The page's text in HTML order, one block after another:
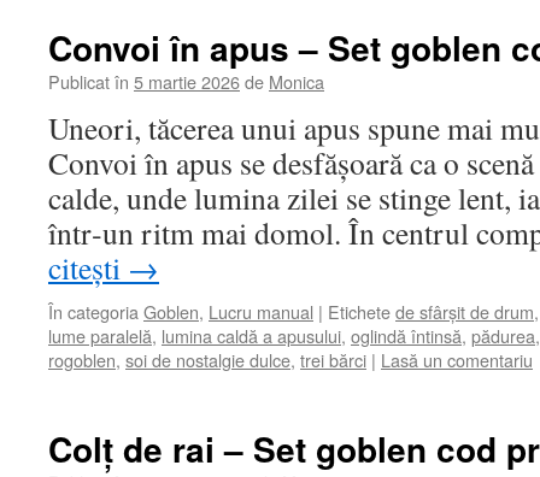
Convoi în apus – Set goblen
Publicat în 5 martie 2026de Monica
Uneori, tăcerea unui apus spune mai
Convoi în apus se desfășoară ca o
calde, unde lumina zilei se stinge lent,
într‑un ritm mai domol. În centrul
citești →
În categoria Goblen, Lucru manual | Etichetede sfârșit de drum
lume paralelă, lumina caldă a apusului, oglindă întinsă, pădurea
rogoblen, soi de nostalgie dulce, trei bărci | Lasă un comentariu
Colț de rai – Set goblen cod